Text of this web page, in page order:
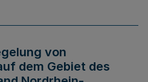
von
dem Gebiet des